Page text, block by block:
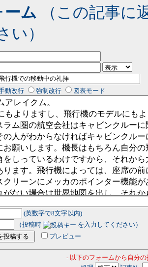
ーム （この記事に
い）
動改行 強制改行 図表モード
(英数字で8文字以内)
（投稿時
を入力してください）
プレビュー
- 以下のフォームから自分